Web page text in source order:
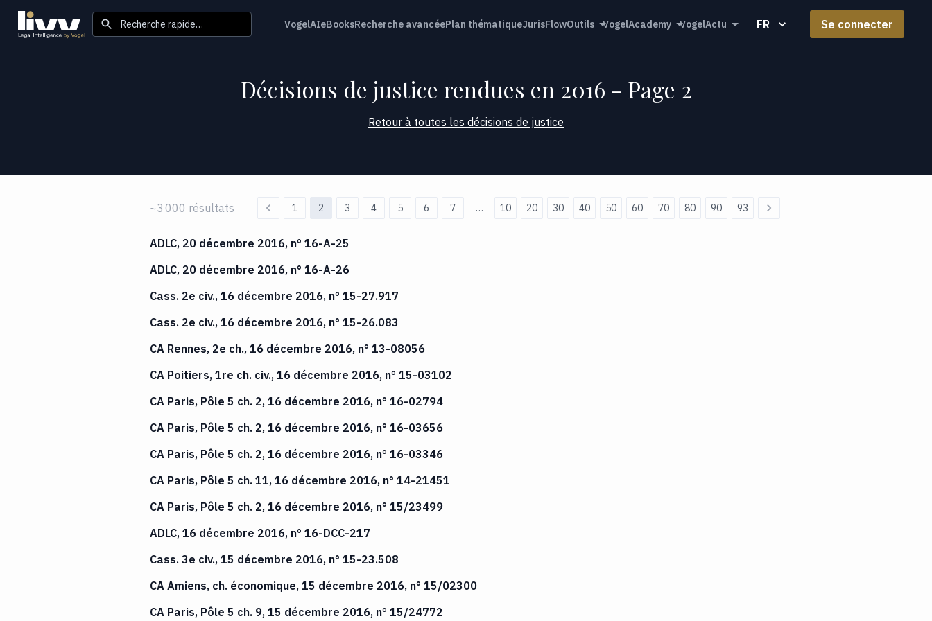
Recherche rapide… VogelAIeBooksRecherche avancéePlan thématiqueJurisFlowOutils VogelAcademy VogelActu FR Se connecter
Décisions de justice rendues en 2016 - Page 2
Retour à toutes les décisions de justice
~3 000 résultats 1 2 3 4 5 6 7 … 10 20 30 40 50 60 70 80 90 93
ADLC, 20 décembre 2016, n° 16-A-25
ADLC, 20 décembre 2016, n° 16-A-26
Cass. 2e civ., 16 décembre 2016, n° 15-27.917
Cass. 2e civ., 16 décembre 2016, n° 15-26.083
CA Rennes, 2e ch., 16 décembre 2016, n° 13-08056
CA Poitiers, 1re ch. civ., 16 décembre 2016, n° 15-03102
CA Paris, Pôle 5 ch. 2, 16 décembre 2016, n° 16-02794
CA Paris, Pôle 5 ch. 2, 16 décembre 2016, n° 16-03656
CA Paris, Pôle 5 ch. 2, 16 décembre 2016, n° 16-03346
CA Paris, Pôle 5 ch. 11, 16 décembre 2016, n° 14-21451
CA Paris, Pôle 5 ch. 2, 16 décembre 2016, n° 15/23499
ADLC, 16 décembre 2016, n° 16-DCC-217
Cass. 3e civ., 15 décembre 2016, n° 15-23.508
CA Amiens, ch. économique, 15 décembre 2016, n° 15/02300
CA Paris, Pôle 5 ch. 9, 15 décembre 2016, n° 15/24772